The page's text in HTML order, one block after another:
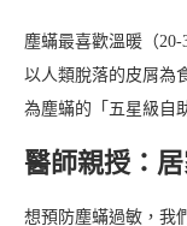
塵蟎最喜歡溫暖（
以人類脫落的皮屑為
為塵蟎的「五星級自
醫師親授：
想預防塵蟎過敏，我